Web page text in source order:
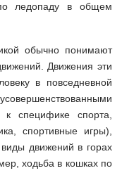
ледопаду в общем
обычно понимают
Движения эти
в повседневной
специфике спорта,
спортивные игры),
движений в горах
ходьба в кошках по